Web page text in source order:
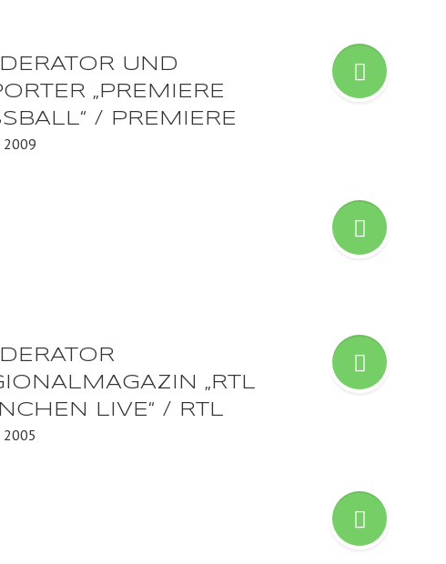
UND
„PREMIERE
/ PREMIERE
2009
„RTL
LIVE“ / RTL